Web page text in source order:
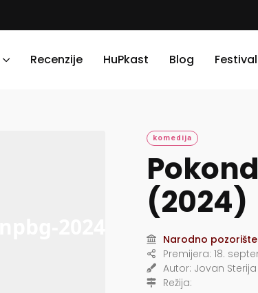
Recenzije HuPkast Blog
komedija
(2024)
Narodno
Premijera: 18.
Autor: Jovan
Režija: